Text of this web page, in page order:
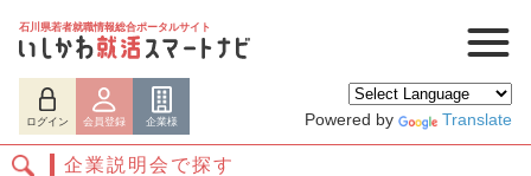
石川県若者就職情報総合ポータルサイト
ログイン 会員登録 企業様 Powered by Translate
企業説明会で探す